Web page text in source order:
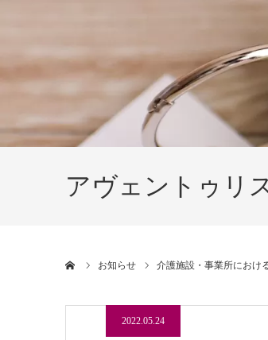
アヴェントゥリ
お知らせ 介護施設・事業所におけ
2022.05.24